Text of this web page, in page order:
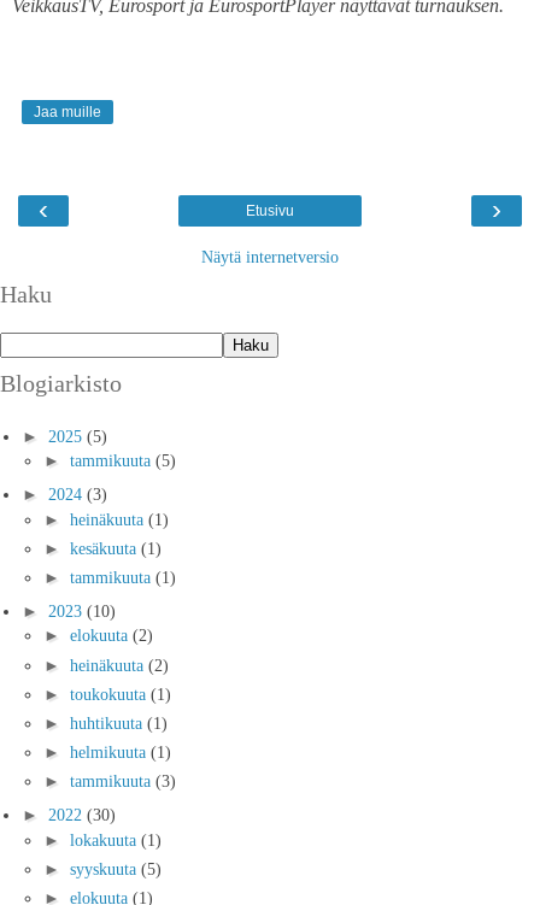
VeikkausTV, Eurosport ja EurosportPlayer näyttävät turnauksen.
Jaa muille
‹ ›
Etusivu
Näytä internetversio
Haku
Blogiarkisto
► 2025 (5)
► tammikuuta (5)
► 2024 (3)
► heinäkuuta (1)
► kesäkuuta (1)
► tammikuuta (1)
► 2023 (10)
► elokuuta (2)
► heinäkuuta (2)
► toukokuuta (1)
► huhtikuuta (1)
► helmikuuta (1)
► tammikuuta (3)
► 2022 (30)
► lokakuuta (1)
► syyskuuta (5)
► elokuuta (1)